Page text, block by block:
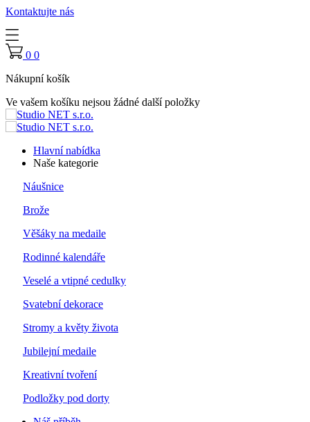
Kontaktujte nás
0 0
Nákupní košík
Ve vašem košíku nejsou žádné další položky
Hlavní nabídka
Naše kategorie
Náušnice
Brože
Věšáky na medaile
Rodinné kalendáře
Veselé a vtipné cedulky
Svatební dekorace
Stromy a květy života
Jubilejní medaile
Kreativní tvoření
Podložky pod dorty